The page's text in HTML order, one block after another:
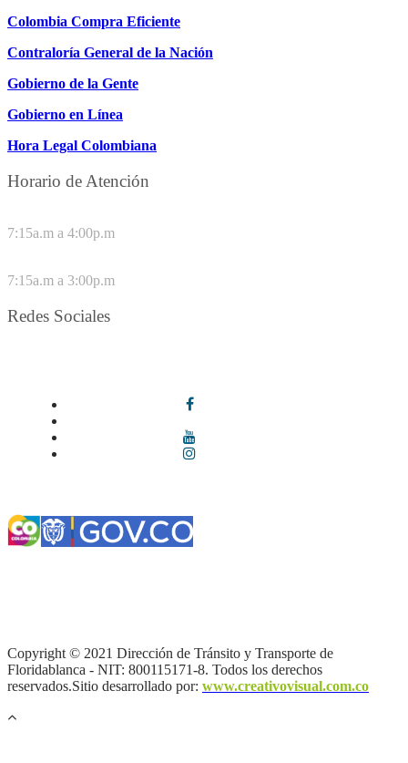
Colombia Compra Eficiente
Contraloría General de la Nación
Gobierno de la Gente
Gobierno en Línea
Hora Legal Colombiana
Horario de Atención
7:15a.m a 4:00p.m
7:15a.m a 3:00p.m
Redes Sociales
Copyright © 2021 Dirección de Tránsito y Transporte de
Floridablanca - NIT: 800115171-8. Todos los derechos
reservados.Sitio desarrollado por: www.creativovisual.com.co